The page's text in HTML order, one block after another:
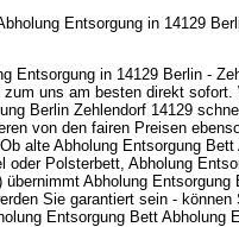
Entsorgung in 14129
Entsorgung in 14129 Berlin -
uns am besten direkt sofort.
Berlin Zehlendorf 14129
von den fairen Preisen
alte Abholung Entsorgung Bett
oder Polsterbett, Abholung
Abholung
Sie garantiert sein - können
Entsorgung Bett Abholung